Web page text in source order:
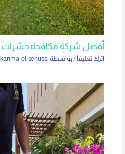
أفضل شركة مكافحة حشرات
اترك تعليقاً / بواسطة karima-el-senussi